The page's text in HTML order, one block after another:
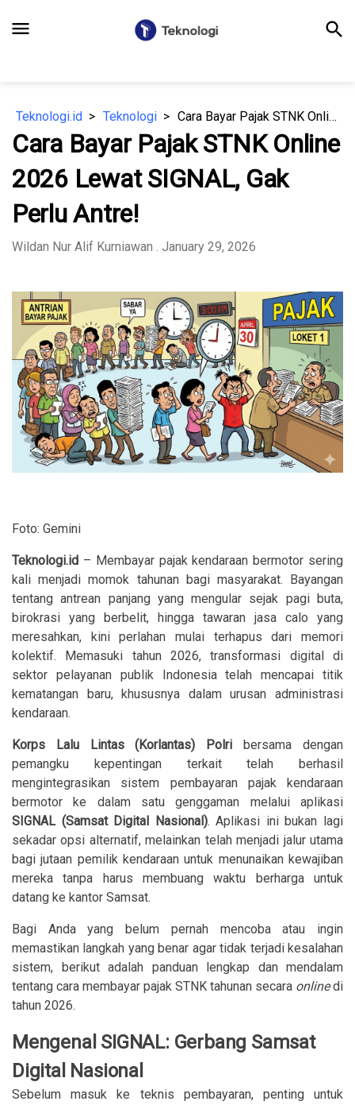
menu search
Teknologi.id Teknologi Cara Bayar Pajak STNK Online 2026 Lewat SIGNAL, Gak Perlu Antre!
Cara Bayar Pajak STNK Online
2026 Lewat SIGNAL, Gak
Perlu Antre!
Wildan Nur Alif Kurniawan . January 29, 2026
Foto: Gemini
Teknologi.id – Membayar pajak kendaraan bermotor sering
kali menjadi momok tahunan bagi masyarakat. Bayangan
tentang antrean panjang yang mengular sejak pagi buta,
birokrasi yang berbelit, hingga tawaran jasa calo yang
meresahkan, kini perlahan mulai terhapus dari memori
kolektif. Memasuki tahun 2026, transformasi digital di
sektor pelayanan publik Indonesia telah mencapai titik
kematangan baru, khususnya dalam urusan administrasi
kendaraan.
Korps Lalu Lintas (Korlantas) Polri bersama dengan
pemangku kepentingan terkait telah berhasil
mengintegrasikan sistem pembayaran pajak kendaraan
bermotor ke dalam satu genggaman melalui aplikasi
SIGNAL (Samsat Digital Nasional). Aplikasi ini bukan lagi
sekadar opsi alternatif, melainkan telah menjadi jalur utama
bagi jutaan pemilik kendaraan untuk menunaikan kewajiban
mereka tanpa harus membuang waktu berharga untuk
datang ke kantor Samsat.
Bagi Anda yang belum pernah mencoba atau ingin
memastikan langkah yang benar agar tidak terjadi kesalahan
sistem, berikut adalah panduan lengkap dan mendalam
tentang cara membayar pajak STNK tahunan secara onlinedi
tahun 2026.
Mengenal SIGNAL: Gerbang Samsat
Digital Nasional
Sebelum masuk ke teknis pembayaran, penting untuk